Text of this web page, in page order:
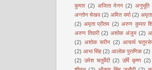
कुमार (2) अजिता मेनन (2) अनुभूति
अन्तोन चेखव (2) अमित वर्मा (2)
(2) अमृता प्रीतम (2) अरुण कुमार
अरुण तिवारी (2) अशोक अंजुम (2)
(2) अशोक सरीन (2) आचार्य
(2) आभा सिंह (2) आलोक पुराणिक (2)
(2) उमेश चतुर्वेदी (2) उर्मि कृष्ण (2)